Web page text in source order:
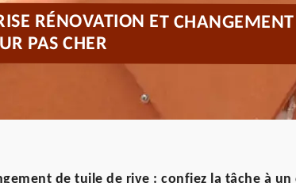
RÉNOVATION ET
PAS CHER
de tuile de rive : confiez la tâche à